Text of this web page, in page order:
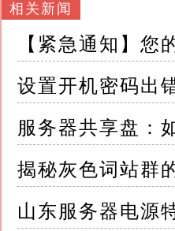
3.业务中断：服务器
开机密码错误可能导
迟，严重影响企业的
4.法律合规风险：在
《网络安全法》等，
服务器开机密码设置
相关新闻
【紧急通知】您
设置开机密码出
服务器共享盘：
揭秘灰色词站群
山东服务器电源